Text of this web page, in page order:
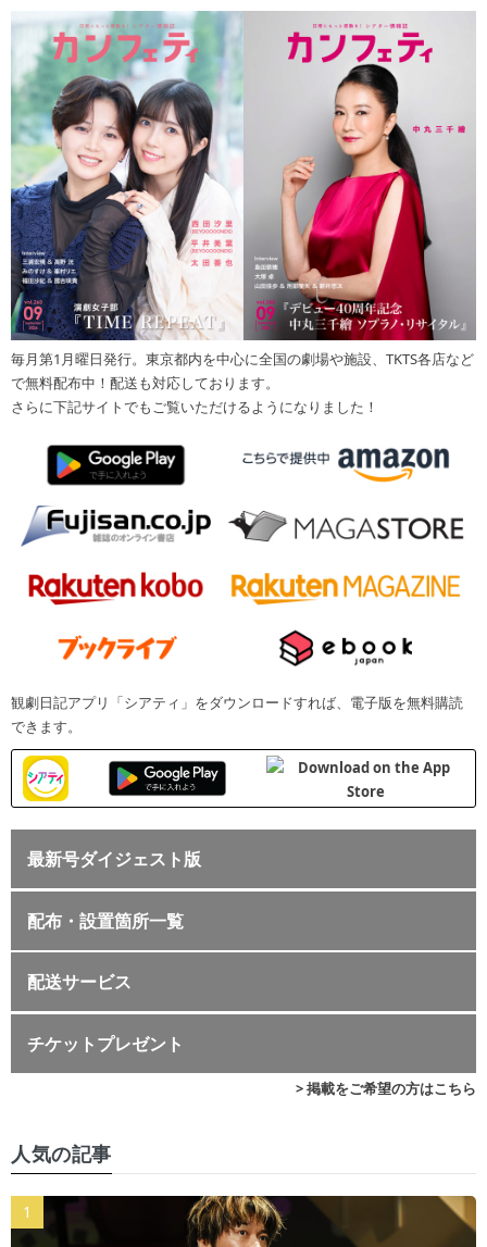
毎月第1月曜日発行。東京都内を中心に全国の劇場や施設、TKTS各店など
で無料配布中！配送も対応しております。
さらに下記サイトでもご覧いただけるようになりました！
観劇日記アプリ「シアティ」をダウンロードすれば、電子版を無料購読
できます。
最新号ダイジェスト版
配布・設置箇所一覧
配送サービス
チケットプレゼント
> 掲載をご希望の方はこちら
人気の記事